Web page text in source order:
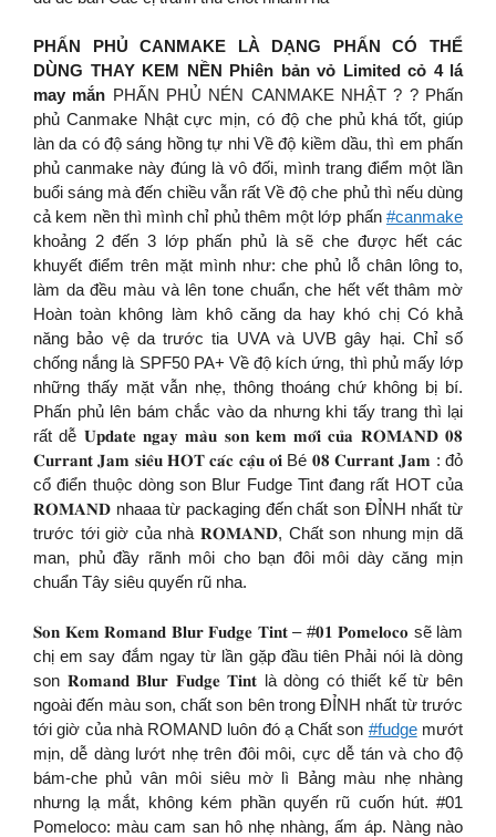
PHẤN PHỦ CANMAKE LÀ DẠNG PHẤN CÓ THỂ
DÙNG THAY KEM NỀN Phiên bản vỏ Limited cỏ 4 lá
may mắn PHẤN PHỦ NÉN CANMAKE NHẬT ? ?️ Phấn
phủ Canmake Nhật cực mịn, có độ che phủ khá tốt, giúp
làn da có độ sáng hồng tự nhi Về độ kiềm dầu, thì em phấn
phủ canmake này đúng là vô đối, mình trang điểm một lần
buổi sáng mà đến chiều vẫn rất Về độ che phủ thì nếu dùng
cả kem nền thì mình chỉ phủ thêm một lớp phấn #canmake
khoảng 2 đến 3 lớp phấn phủ là sẽ che được hết các
khuyết điểm trên mặt mình như: che phủ lỗ chân lông to,
làm da đều màu và lên tone chuẩn, che hết vết thâm mờ
Hoàn toàn không làm khô căng da hay khó chị Có khả
năng bảo vệ da trước tia UVA và UVB gây hại. Chỉ số
chống nắng là SPF50 PA+ Về độ kích ứng, thì phủ mấy lớp
những thấy mặt vẫn nhẹ, thông thoáng chứ không bị bí.
Phấn phủ lên bám chắc vào da nhưng khi tấy trang thì lại
rất dễ 𝐔𝐩𝐝𝐚𝐭𝐞 𝐧𝐠𝐚𝐲 𝐦𝐚̀𝐮 𝐬𝐨𝐧 𝐤𝐞𝐦 𝐦𝐨̛́𝐢 𝐜𝐮̉𝐚 𝐑𝐎𝐌𝐀𝐍𝐃 𝟎𝟖
𝐂𝐮𝐫𝐫𝐚𝐧𝐭 𝐉𝐚𝐦 𝐬𝐢𝐞̂𝐮 𝐇𝐎𝐓 𝐜𝐚́𝐜 𝐜𝐚̣̂𝐮 𝐨̛𝐢 Bé 𝟎𝟖 𝐂𝐮𝐫𝐫𝐚𝐧𝐭 𝐉𝐚𝐦 : đỏ
cổ điển thuộc dòng son Blur Fudge Tint đang rất HOT của
𝐑𝐎𝐌𝐀𝐍𝐃 nhaaa từ packaging đến chất son ĐỈNH nhất từ
trước tới giờ của nhà 𝐑𝐎𝐌𝐀𝐍𝐃, Chất son nhung mịn dã
man, phủ đầy rãnh môi cho bạn đôi môi dày căng mịn
chuẩn Tây siêu quyến rũ nha.
𝐒𝐨𝐧 𝐊𝐞𝐦 𝐑𝐨𝐦𝐚𝐧𝐝 𝐁𝐥𝐮𝐫 𝐅𝐮𝐝𝐠𝐞 𝐓𝐢𝐧𝐭 – #𝟎𝟏 𝐏𝐨𝐦𝐞𝐥𝐨𝐜𝐨 sẽ làm
chị em say đắm ngay từ lần gặp đầu tiên Phải nói là dòng
son 𝐑𝐨𝐦𝐚𝐧𝐝 𝐁𝐥𝐮𝐫 𝐅𝐮𝐝𝐠𝐞 𝐓𝐢𝐧𝐭 là dòng có thiết kế từ bên
ngoài đến màu son, chất son bên trong ĐỈNH nhất từ trước
tới giờ của nhà ROMAND luôn đó ạ Chất son #fudgemướt
mịn, dễ dàng lướt nhẹ trên đôi môi, cực dễ tán và cho độ
bám-che phủ vân môi siêu mờ lì Bảng màu nhẹ nhàng
nhưng lạ mắt, không kém phần quyến rũ cuốn hút. #01
Pomeloco: màu cam san hô nhẹ nhàng, ấm áp. Nàng nào